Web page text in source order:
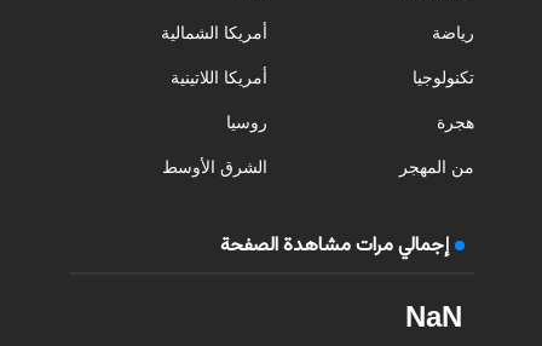
رياضة
تكنولوجيا
هجرة
من المهجر
أمريكا الشمالية
أمريكا اللاتينية
روسيا
الشرق الأوسط
إجمالي مرات مشاهدة الصفحة
NaN